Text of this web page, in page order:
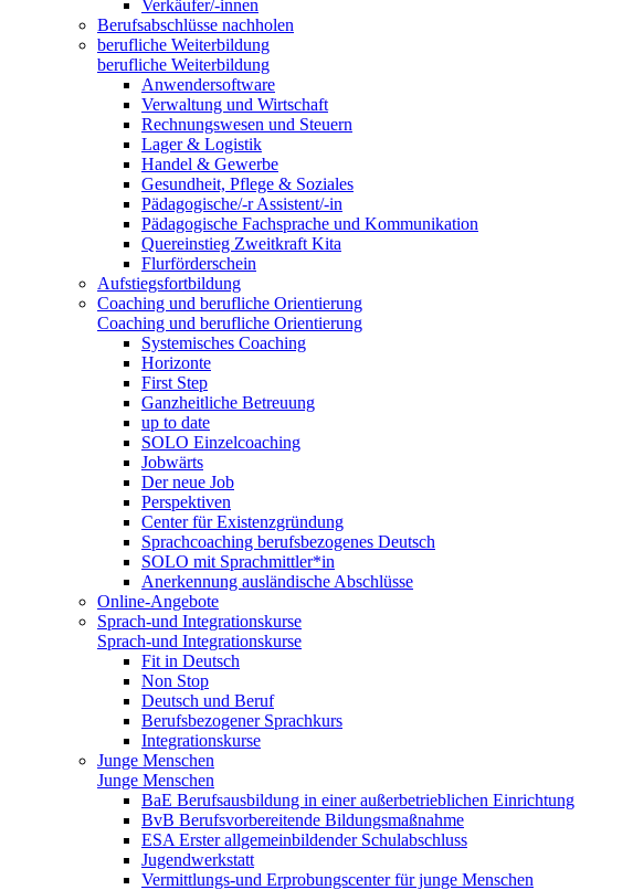
Verkäufer/-innen
Berufsabschlüsse nachholen
berufliche Weiterbildung
berufliche Weiterbildung
Anwendersoftware
Verwaltung und Wirtschaft
Rechnungswesen und Steuern
Lager & Logistik
Handel & Gewerbe
Gesundheit, Pflege & Soziales
Pädagogische/-r Assistent/-in
Pädagogische Fachsprache und Kommunikation
Quereinstieg Zweitkraft Kita
Flurförderschein
Aufstiegsfortbildung
Coaching und berufliche Orientierung
Coaching und berufliche Orientierung
Systemisches Coaching
Horizonte
First Step
Ganzheitliche Betreuung
up to date
SOLO Einzelcoaching
Jobwärts
Der neue Job
Perspektiven
Center für Existenzgründung
Sprachcoaching berufsbezogenes Deutsch
SOLO mit Sprachmittler*in
Anerkennung ausländische Abschlüsse
Online-Angebote
Sprach-und Integrationskurse
Sprach-und Integrationskurse
Fit in Deutsch
Non Stop
Deutsch und Beruf
Berufsbezogener Sprachkurs
Integrationskurse
Junge Menschen
Junge Menschen
BaE Berufsausbildung in einer außerbetrieblichen Einrichtung
BvB Berufsvorbereitende Bildungsmaßnahme
ESA Erster allgemeinbildender Schulabschluss
Jugendwerkstatt
Vermittlungs-und Erprobungscenter für junge Menschen